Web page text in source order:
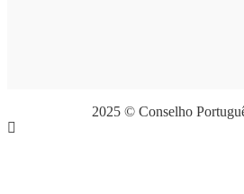
2025 © Conselho